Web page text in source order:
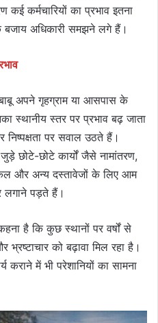
कर्मचारियों का प्रभाव इतना
बजाय अधिकारी समझने लगे हैं।
अपने गृहग्राम या आसपास के
स्थानीय स्तर पर प्रभाव बढ़ जाता
पर सवाल उठते हैं।
छोटे-छोटे कार्यों जैसे नामांतरण,
और अन्य दस्तावेजों के लिए आम
लगाने पड़ते हैं।
है कि कुछ स्थानों पर वर्षों से
को बढ़ावा मिल रहा है।
में भी परेशानियों का सामना